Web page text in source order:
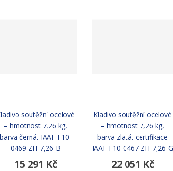
soutěžní ocelové
– hmotnost 7,26 kg,
barva černá, IAAF I-10-
0469 ZH-7,26-B
15 291 Kč
Kladivo soutěžní ocelové
– hmotnost 7,26 kg,
barva zlatá, certifikace
IAAF I-10-0467 ZH-7,26-G
22 051 Kč